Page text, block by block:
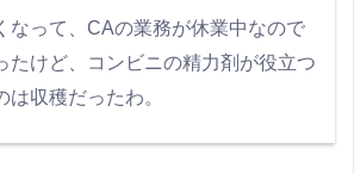
なって、CAの業務が休業中なので
たけど、コンビニの精力剤が役立つ
は収穫だったわ。